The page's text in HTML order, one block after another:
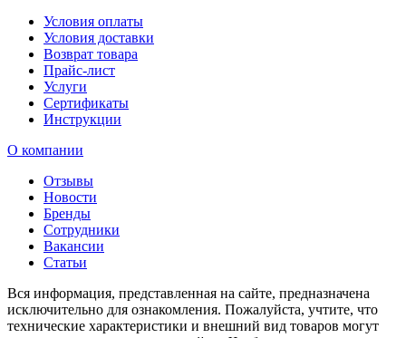
Условия оплаты
Условия доставки
Возврат товара
Прайс-лист
Услуги
Сертификаты
Инструкции
О компании
Отзывы
Новости
Бренды
Сотрудники
Вакансии
Статьи
Вся информация, представленная на сайте, предназначена
исключительно для ознакомления. Пожалуйста, учтите, что
технические характеристики и внешний вид товаров могут